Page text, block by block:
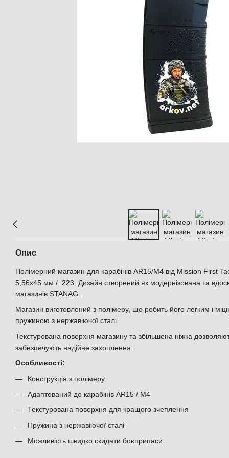
Опис
Полімерний магазин для карабінів AR15/M4 від Mission First
5,56x45 мм / .223. Дизайн створений як модернізована та
магазинів STANAG.
Магазин виготовлений з полімеру, що робить його легким і
пружиною з нержавіючої сталі.
Текстурована поверхня магазину та збільшена ніжка
забезпечують надійне захоплення.
Особливості:
Конструкція з полімеру
Адаптований до карабінів AR15 / M4
Текстурована поверхня для кращого зчеплення
Пружина з нержавіючої сталі
Можливість швидко скидати боєприпаси